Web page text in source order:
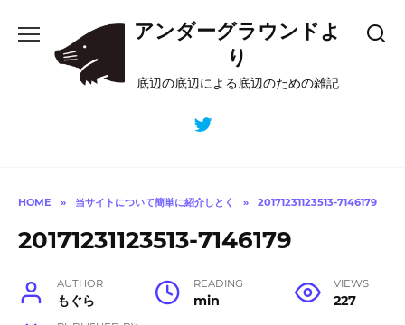
content
アンダーグラウンドよ
り
底辺の底辺による底辺のための雑記
HOME » 当サイトについて簡単に紹介しとく » 20171231123513-7146179
20171231123513-7146179
AUTHOR
もぐら
READING
min
VIEWS
227